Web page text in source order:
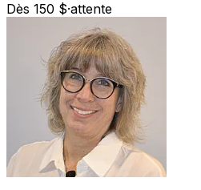
Dès 150 $·attente